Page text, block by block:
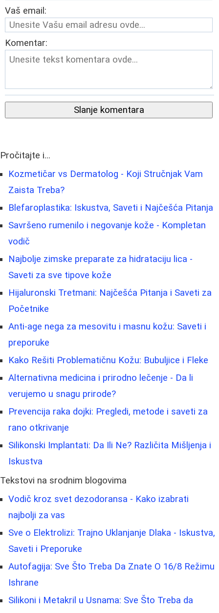
Vaš email:
Komentar:
Slanje komentara
Pročitajte i...
Kozmetičar vs Dermatolog - Koji Stručnjak Vam
Zaista Treba?
Blefaroplastika: Iskustva, Saveti i Najčešća Pitanja
Savršeno rumenilo i negovanje kože - Kompletan
vodič
Najbolje zimske preparate za hidrataciju lica -
Saveti za sve tipove kože
Hijaluronski Tretmani: Najčešća Pitanja i Saveti za
Početnike
Anti-age nega za mesovitu i masnu kožu: Saveti i
preporuke
Kako Rešiti Problematičnu Kožu: Bubuljice i Fleke
Alternativna medicina i prirodno lečenje - Da li
verujemo u snagu prirode?
Prevencija raka dojki: Pregledi, metode i saveti za
rano otkrivanje
Silikonski Implantati: Da Ili Ne? Različita Mišljenja i
Iskustva
Tekstovi na srodnim blogovima
Vodič kroz svet dezodoransa - Kako izabrati
najbolji za vas
Sve o Elektrolizi: Trajno Uklanjanje Dlaka - Iskustva,
Saveti i Preporuke
Autofagija: Sve Što Treba Da Znate O 16/8 Režimu
Ishrane
Silikoni i Metakril u Usnama: Sve Što Treba da